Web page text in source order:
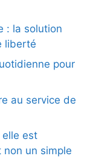
: la solution
liberté
pour
au service de
elle est
un simple